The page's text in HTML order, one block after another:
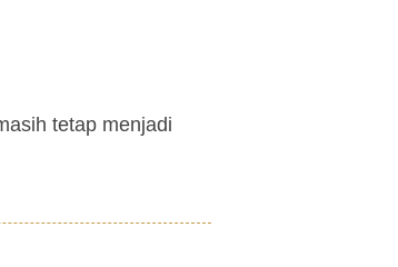
tetap menjadi